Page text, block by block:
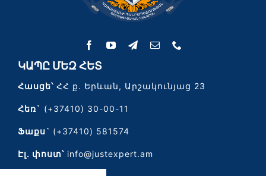
ԿԱՊԸ ՄԵԶ ՀԵՏ
Հասցե՝ՀՀ ք. Երևան, Արշակունյաց 23
Հեռ` (+37410) 30-00-11
Ֆաքս` (+37410) 581574
Էլ․ փոստ՝ info@justexpert.am